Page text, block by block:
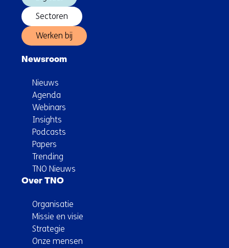
Sectoren
Werken bij
Newsroom
Nieuws
Agenda
Webinars
Insights
Podcasts
Papers
Trending
TNO Nieuws
Over TNO
Organisatie
Missie en visie
Strategie
Onze mensen